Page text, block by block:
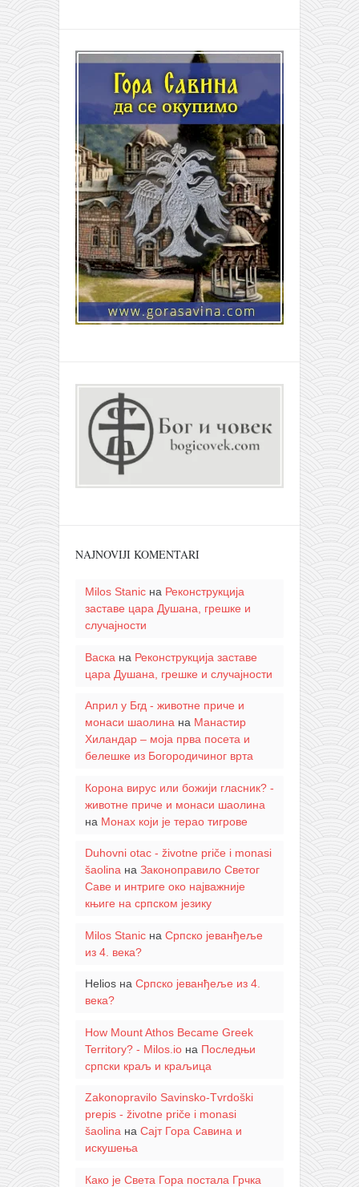
NAJNOVIJI KOMENTARI
Milos Stanicна Реконструкција
заставе цара Душана, грешке и
случајности
Васка на Реконструкција заставе
цара Душана, грешке и случајности
Април у Бгд - животне приче и
монаси шаолина на Манастир
Хиландар – моја прва посета и
белешке из Богородичиног врта
Корона вирус или божији гласник? -
животне приче и монаси шаолина
на Монах који је терао тигрове
Duhovni otac - životne priče i monasi
šaolinaна Законоправило Светог
Саве и интриге око најважније
књиге на српском језику
Milos Stanicна Српско јеванђеље
из 4. века?
Heliosна Српско јеванђеље из 4.
века?
How Mount Athos Became Greek
Territory? - Milos.ioна Последњи
српски краљ и краљица
Zakonopravilo Savinsko-Tvrdoški
prepis - životne priče i monasi
šaolinaна Сајт Гора Савина и
искушења
Како је Света Гора постала Грчка